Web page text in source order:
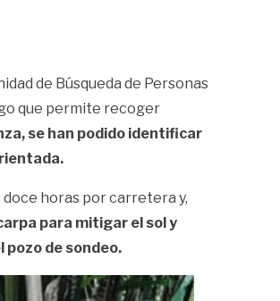
de Búsqueda de Personas
que permite recoger
se han podido identificar
horas por carretera y,
para mitigar el sol y
pozo de sondeo.